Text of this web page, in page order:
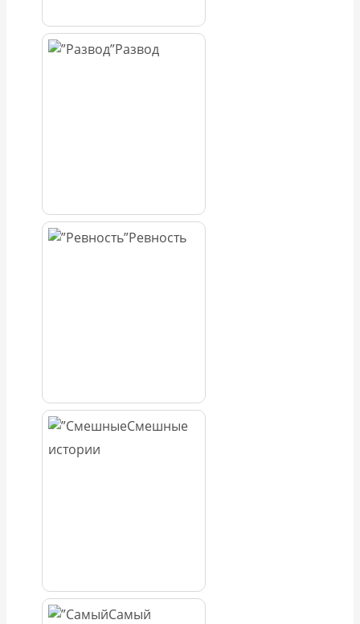
Развод
Ревность
Смешные
истории
Самый